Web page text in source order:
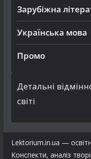
Зарубіжна
Українська мова
Промо
Детальні
світі
Lektorium.in.ua —
Конспекти, аналіз